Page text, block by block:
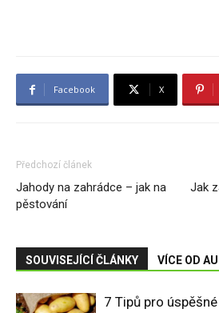
Facebook X
Předchozí článek
Jahody na zahrádce – jak na
pěstování
Jak
SOUVISEJÍCÍ ČLÁNKY VÍCE OD
7 Tipů pro